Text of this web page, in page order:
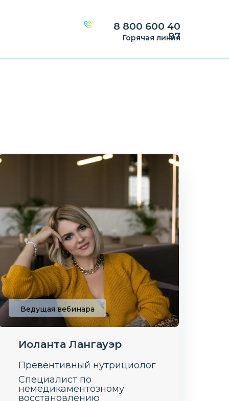
Горячая линия
8 800 600 40
97
Ведущая вебинара
Превентивный нутрициолог
Иоланта Лангауэр
Специалист по
немедикаментозному
восстановлению